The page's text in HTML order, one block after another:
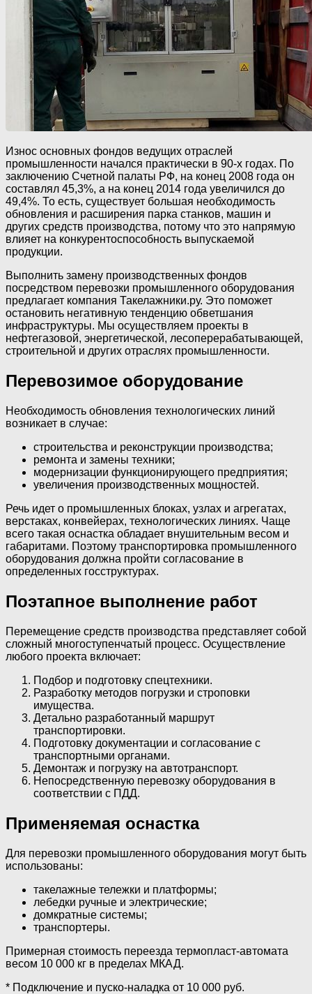
Износ основных фондов ведущих отраслей
промышленности начался практически в 90-х годах. По
заключению Счетной палаты РФ, на конец 2008 года он
составлял 45,3%, а на конец 2014 года увеличился до
49,4%. То есть, существует большая необходимость
обновления и расширения парка станков, машин и
других средств производства, потому что это напрямую
влияет на конкурентоспособность выпускаемой
продукции.
Выполнить замену производственных фондов
посредством перевозки промышленного оборудования
предлагает компания Такелажники.ру. Это поможет
остановить негативную тенденцию обветшания
инфраструктуры. Мы осуществляем проекты в
нефтегазовой, энергетической, лесоперерабатывающей,
строительной и других отраслях промышленности.
Перевозимое оборудование
Необходимость обновления технологических линий
возникает в случае:
строительства и реконструкции производства;
ремонта и замены техники;
модернизации функционирующего предприятия;
увеличения производственных мощностей.
Речь идет о промышленных блоках, узлах и агрегатах,
верстаках, конвейерах, технологических линиях. Чаще
всего такая оснастка обладает внушительным весом и
габаритами. Поэтому транспортировка промышленного
оборудования должна пройти согласование в
определенных госструктурах.
Поэтапное выполнение работ
Перемещение средств производства представляет собой
сложный многоступенчатый процесс. Осуществление
любого проекта включает:
Подбор и подготовку спецтехники.
Разработку методов погрузки и строповки
имущества.
Детально разработанный маршрут
транспортировки.
Подготовку документации и согласование с
транспортными органами.
Демонтаж и погрузку на автотранспорт.
Непосредственную перевозку оборудования в
соответствии с ПДД.
Применяемая оснастка
Для перевозки промышленного оборудования могут быть
использованы:
такелажные тележки и платформы;
лебедки ручные и электрические;
домкратные системы;
транспортеры.
Примерная стоимость переезда термопласт-автомата
весом 10 000 кг в пределах МКАД.
* Подключение и пуско-наладка от 10 000 руб.